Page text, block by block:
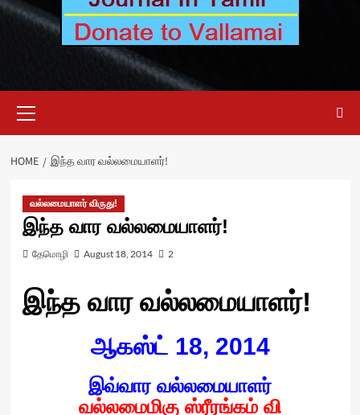
Menu
HOME இந்த வார வல்லமையாளர்!
வல்லமையாளர் விருது!
இந்த வார வல்லமையாளர்!
தேமொழி August 18, 2014 2
இந்த வார வல்லமையாளர்!
ஆகஸ்ட் 18, 2014
இவ்வார வல்லமையாளர்
வல்லமைமிகு ஸ்ரீரங்கம் வி